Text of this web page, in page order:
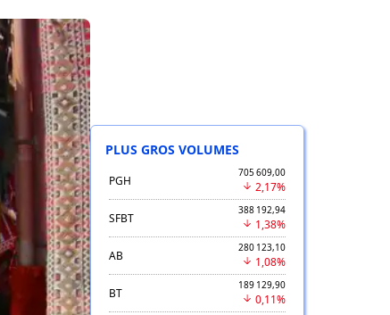
PLUS GROS VOLUMES
PGH
705 609,00
2,17%
SFBT
388 192,94
1,38%
AB
280 123,10
1,08%
BT
189 129,90
0,11%